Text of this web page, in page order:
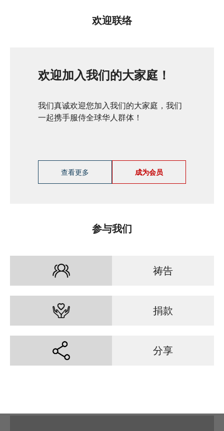
欢迎联络
欢迎加入我们的大家庭！
我们真诚欢迎您加入我们的大家庭，我们
一起携手服侍全球华人群体！
查看更多 成为会员
参与我们
祷告
捐款
分享